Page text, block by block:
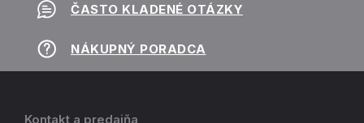
ČASTO KLADENÉ OTÁZKY
NÁKUPNÝ PORADCA
Kontakt a predajňa